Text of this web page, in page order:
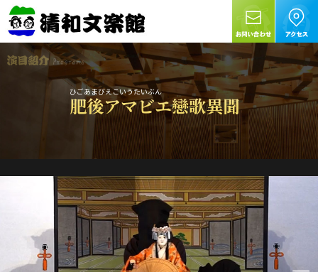
ひごあまびえこいうたいぶん
肥後アマビエ戀歌異聞